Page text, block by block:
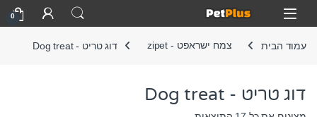
Skip to navigation
Skip to content
Open
0
עמוד הבית צמח ישראפט - zipet דוג טריט - Dog treat
דוג טריט - Dog treat